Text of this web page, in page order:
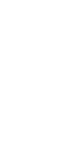
Pomiń